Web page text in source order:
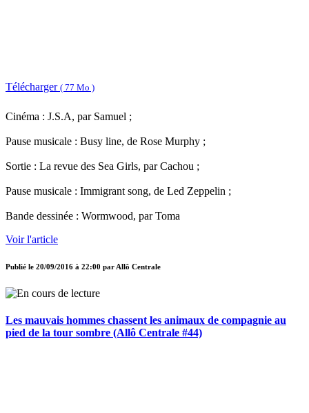
Télécharger ( 77 Mo )
Cinéma : J.S.A, par Samuel ;
Pause musicale : Busy line, de Rose Murphy ;
Sortie : La revue des Sea Girls, par Cachou ;
Pause musicale : Immigrant song, de Led Zeppelin ;
Bande dessinée : Wormwood, par Toma
Voir l'article
Publié le 20/09/2016 à 22:00 par Allô Centrale
Les mauvais hommes chassent les animaux de compagnie au
pied de la tour sombre (Allô Centrale #44)